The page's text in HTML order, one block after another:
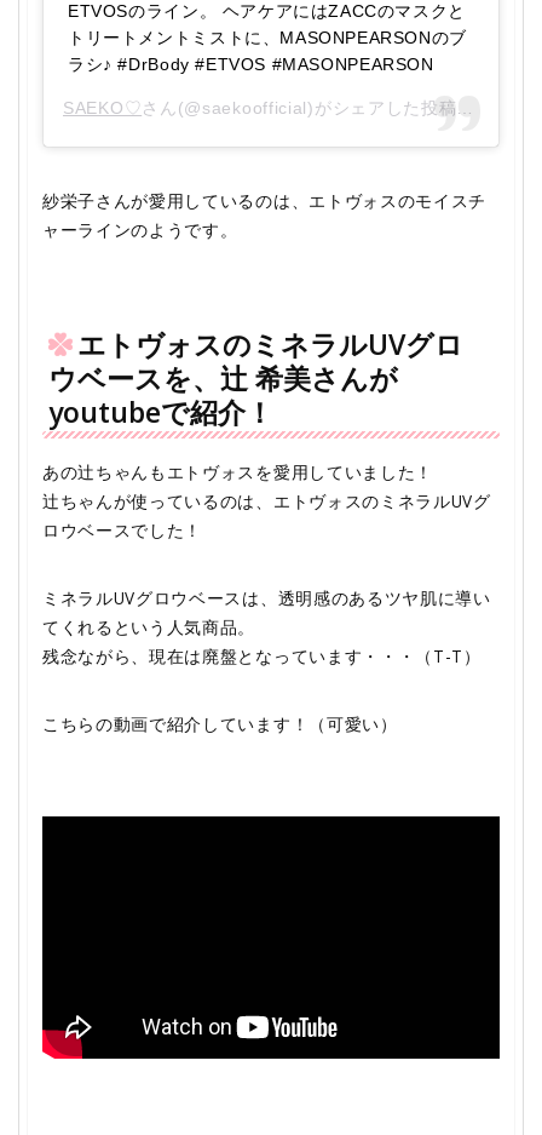
ETVOSのライン。 ヘアケアにはZACCのマスクと
トリートメントミストに、MASONPEARSONのブ
ラシ♪ #DrBody #ETVOS #MASONPEARSON
SAEKO♡さん(@saekoofficial)がシェアした投稿 –
紗栄子さんが愛用しているのは、エトヴォスのモイスチ
ャーラインのようです。
エトヴォスのミネラルUVグロ
ウベースを、辻 希美さんが
youtubeで紹介！
あの辻ちゃんもエトヴォスを愛用していました！
辻ちゃんが使っているのは、エトヴォスのミネラルUVグ
ロウベースでした！
ミネラルUVグロウベースは、透明感のあるツヤ肌に導い
てくれるという人気商品。
残念ながら、現在は廃盤となっています・・・（T-T）
こちらの動画で紹介しています！（可愛い）